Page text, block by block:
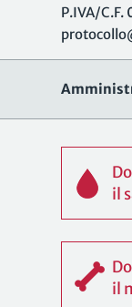
P.IVA/
il
il